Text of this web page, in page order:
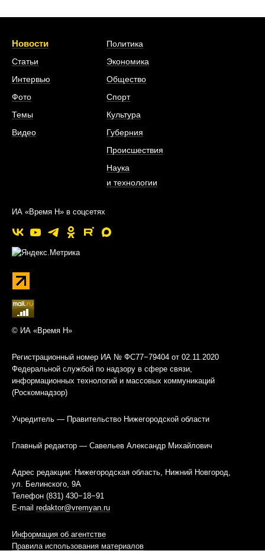
Новости
Статьи
Интервью
Фото
Темы
Видео
Политика
Экономика
Общество
Спорт
Культура
Губерния
Происшествия
Наука
и технологии
ИА «Время Н» в соцсетях
© ИА «Время Н»
Регистрационный номер ИА № ФС77−79404 от 02.11.2020
Федеральной службой по надзору в сфере связи,
информационных технологий и массовых коммуникаций
(Роскомнадзор)
Учредитель — Правительство Нижегородской области
Главный редактор — Савельев Александр Михайлович
Адрес редакции: Нижегородская область, Нижний Новгород,
ул. Белинского, 9А
Телефон (831) 430−18−91
E-mail redaktor@vremyan.ru
Информация об агентстве
Правила использования материалов